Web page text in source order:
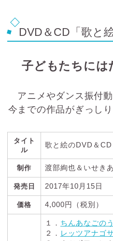
DVD＆CD「歌と
子どもたちには
アニメやダンス振付
今までの作品がぎっし
タイト
ル
歌と絵のDVD＆CD
制作 渡部絢也＆いせき
発売日 2017年10月15日
価格 4,000円（税別）
１． ちんあなごの
２． レッツアナゴ